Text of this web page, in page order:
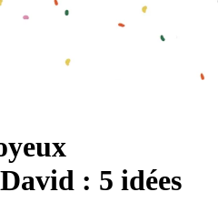
: 5 idées